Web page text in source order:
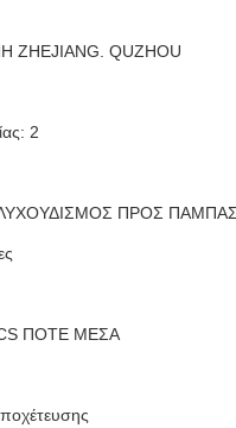
ZHEJIANG. QUZHOU
2
ΠΛΥΧΟΥΔΙΣΜΟΣ ΠΡΟΣ
ΠΟΤΕ ΜΕΣΑ